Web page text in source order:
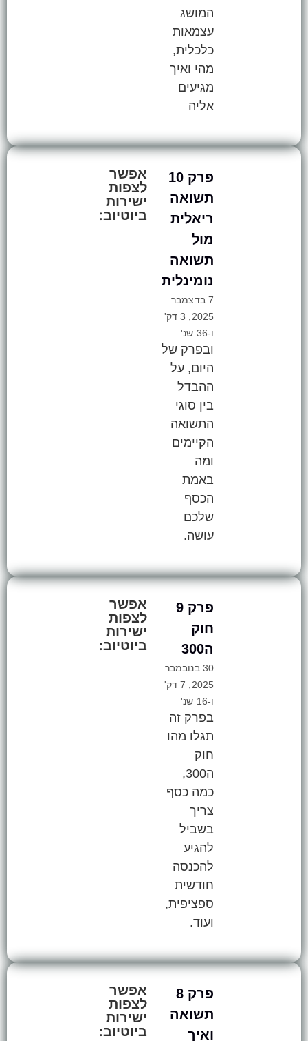
המושג
עצמאות
כלכלית,
מהי ואיך
מגיעים
אליה
פרק 10
תשואה
ריאלית
מול
תשואה
נומינלית
7 בדצמבר
2025, 3 דק'
ו-36 שנ'
ובפרק של
היום, על
ההבדל
בין סוגי
התשואה
הקיימים
ומה
באמת
הכסף
שלכם
עושה.
אפשר
לצפות
ישירות
ביוטיוב:
פרק 9
חוק
ה300
30 בנובמבר
2025, 7 דק'
ו-16 שנ'
בפרק זה
תגלו מהו
חוק
ה300,
כמה כסף
צריך
בשביל
להגיע
להכנסה
חודשית
ספציפית,
ועוד.
אפשר
לצפות
ישירות
ביוטיוב:
פרק 8
תשואה
ואיך
אפשר
לצפות
ישירות
ביוטיוב: